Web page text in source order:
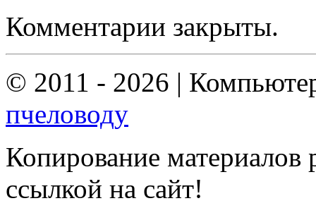
Комментарии закрыты.
© 2011 - 2026 |
пчеловоду
Копирование материалов
ссылкой на сайт!